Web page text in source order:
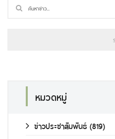
หมวดหมู่
ข่าวประชาสัมพันธ์ (819)